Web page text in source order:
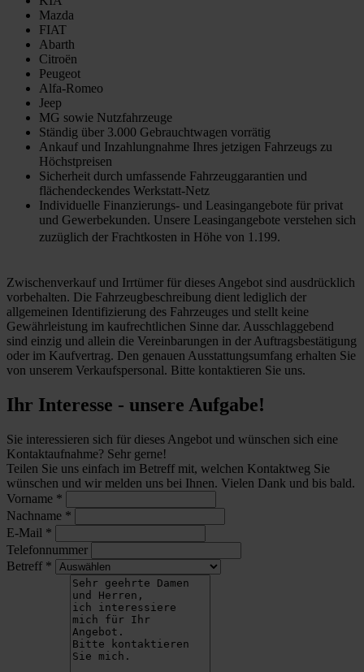
Mazda
FIAT
Abarth
Citroën
Peugeot
Alfa-Romeo
Jeep
MG sowie Nutzfahrzeuge
Ständig über 3.000 Gebrauchtwagen vorrätig
Ankauf und Inzahlungnahme Ihres jetzigen Fahrzeugs zu
Höchstpreisen
Sicherheit durch umfassende Fahrzeuggarantien und
flächendeckendes Werkstatt-Netz
Individuelle Finanzierungs- und Leasingangebote für privat
und Gewerbekunden. Unsere Leasingangebote verstehen sich
zuzüglich der Frachtkosten in Höhe von 1.199.
Zwischenverkauf und Irrtümer für dieses Angebot sind ausdrücklich
vorbehalten. Die Fahrzeugbeschreibung dient lediglich der
allgemeinen Identifizierung des Fahrzeuges und stellt keine
Gewährleistung im kaufrechtlichen Sinne dar. Ausschlaggebend
sind einzig und allein die Vereinbarungen in der Auftragsbestätigung
oder im Kaufvertrag. Den genauen Ausstattungsumfang erhalten Sie
von unserem Verkaufspersonal. Bitte kontaktieren Sie uns.
Ihr Interesse - unsere Aufgabe!
Sie interessieren sich für dieses Angebot und wünschen sich eine
Kontaktaufnahme? Sehr gerne!
Teilen Sie uns einfach im Betreff mit, welchen Kontaktweg Sie
wünschen und wir melden uns bei Ihnen. Vielen Dank und bis bald.
Vorname *
Nachname *
E-Mail *
Telefonnummer
Betreff *